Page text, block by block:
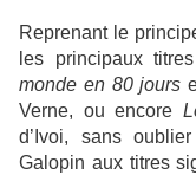
Reprenant le
les principaux
monde en 80 jours
Verne, ou encore
d’Ivoi, sans
Galopin aux titres